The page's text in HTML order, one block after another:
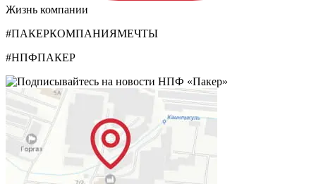
Жизнь компании
#ПАКЕРКОМПАНИЯМЕЧТЫ
#НПФПАКЕР